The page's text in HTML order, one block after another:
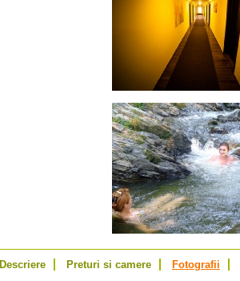
Descriere Preturi si camere Fotografii